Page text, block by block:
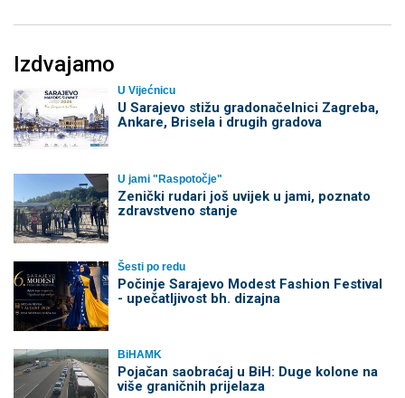
Izdvajamo
U Vijećnicu
U Sarajevo stižu gradonačelnici Zagreba,
Ankare, Brisela i drugih gradova
U jami "Raspotočje"
Zenički rudari još uvijek u jami, poznato
zdravstveno stanje
Šesti po redu
Počinje Sarajevo Modest Fashion Festival
- upečatljivost bh. dizajna
BiHAMK
Pojačan saobraćaj u BiH: Duge kolone na
više graničnih prijelaza